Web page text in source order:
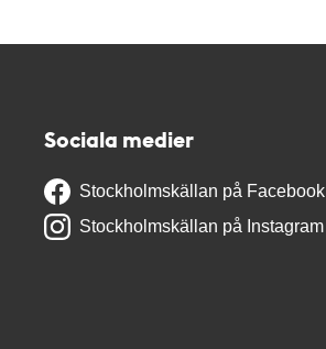
Sociala medier
Stockholmskällan på Facebook
Stockholmskällan på Instagram